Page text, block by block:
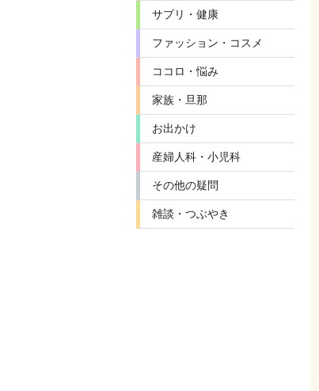
サプリ・健康
ファッション・コスメ
ココロ・悩み
家族・旦那
お出かけ
産婦人科・小児科
その他の疑問
雑談・つぶやき